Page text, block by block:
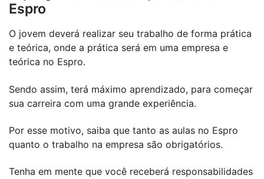
Espro
O jovem deverá realizar seu trabalho de forma prática
e teórica, onde a prática será em uma empresa e
teórica no Espro.
Sendo assim, terá máximo aprendizado, para começar
sua carreira com uma grande experiência.
Por esse motivo, saiba que tanto as aulas no Espro
quanto o trabalho na empresa são obrigatórios.
Tenha em mente que você receberá responsabilidades